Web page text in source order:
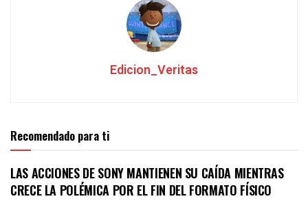
Edicion_Veritas
Recomendado para ti
LAS ACCIONES DE SONY MANTIENEN SU CAÍDA MIENTRAS
CRECE LA POLÉMICA POR EL FIN DEL FORMATO FÍSICO